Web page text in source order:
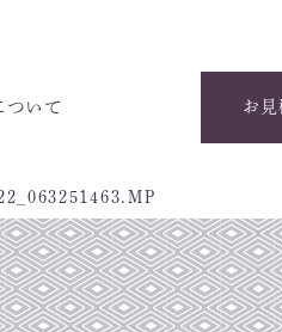
ついて お